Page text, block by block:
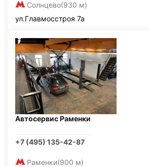
Солнцево(930 м)
ул.Главмосстроя 7а
Автосервис Раменки
+7 (495) 135-42-87
Раменки(900 м)